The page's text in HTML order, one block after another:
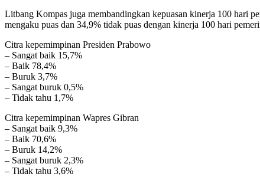
Litbang Kompas juga membandingkan kepuasan kinerja 100 hari
mengaku puas dan 34,9% tidak puas dengan kinerja 100 hari
Citra kepemimpinan Presiden Prabowo
– Sangat baik 15,7%
– Baik 78,4%
– Buruk 3,7%
– Sangat buruk 0,5%
– Tidak tahu 1,7%
Citra kepemimpinan Wapres Gibran
– Sangat baik 9,3%
– Baik 70,6%
– Buruk 14,2%
– Sangat buruk 2,3%
– Tidak tahu 3,6%